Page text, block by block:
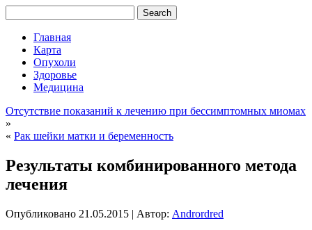
Главная
Карта
Опухоли
Здоровье
Медицина
Отсутствие показаний к лечению при бессимптомных миомах
»
« Рак шейки матки и беременность
Результаты комбинированного метода
лечения
Опубликовано 21.05.2015 | Автор: Andrordred